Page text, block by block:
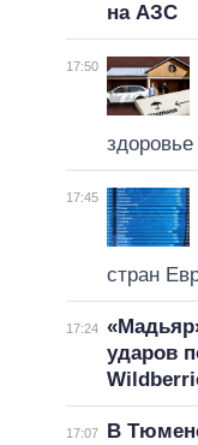
на АЗС
17:50
17:45
стран
17:24
ударов
17:07
В